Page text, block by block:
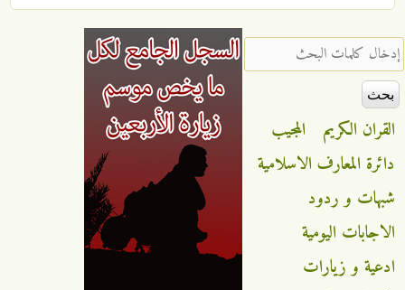
‏إدخال كلمات البحث ‏
القران الكريم
المجيب
دائرة المعارف الاسلامية
شبهات و ردود
الاجابات اليومية
ادعية و زيارات